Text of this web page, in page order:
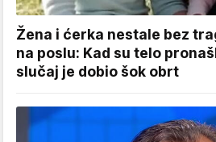
Žena i ćerka nestale bez
na poslu: Kad su telo
slučaj je dobio šok obrt